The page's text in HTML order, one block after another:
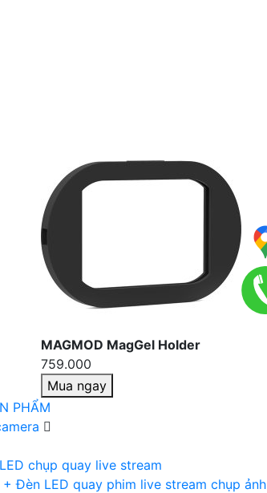
MAGMOD MagGel Holder
759.000
Mua ngay
PHẨM
chụp quay live stream
+ Đèn LED quay phim live stream chụp ảnh